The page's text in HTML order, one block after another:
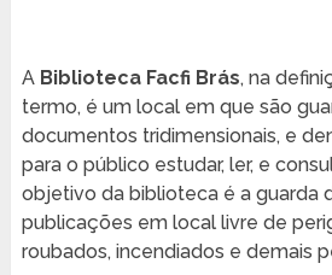
ABiblioteca Facfi Brás, na
termo, é um local em que são
documentos tridimensionais, e
para o público estudar, ler, e
objetivo da biblioteca é a guarda
publicações em local livre de
roubados, incendiados e demais